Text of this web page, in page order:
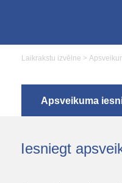
Laikrakstu izvēlne >
Apsveikuma
Iesniegt